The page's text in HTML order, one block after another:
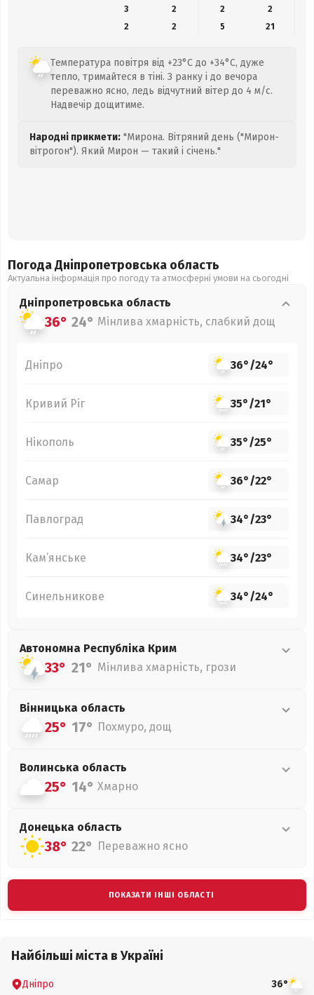
3
2 2
2
2
2 5 21
Температура повітря від +23°C до +34°C, дуже
тепло, тримайтеся в тіні. З ранку і до вечора
переважно ясно, ледь відчутний вітер до 4 м/с.
Надвечір дощитиме.
Народні прикмети: "Мирона. Вітряний день ("Мирон-
вітрогон"). Який Мирон — такий і січень."
Погода Дніпропетровська область
Актуальна інформація про погоду та атмосферні умови на сьогодні
Дніпропетровська область
36° 24° Мінлива хмарність, слабкий дощ
Дніпро 36°/24°
Кривий Ріг 35°/21°
Нікополь 35°/25°
Самар 36°/22°
Павлоград 34°/23°
Кам’янське 34°/23°
Синельникове 34°/24°
Автономна Республіка Крим
33° 21° Мінлива хмарність, грози
Вінницька область
25° 17° Похмуро, дощ
Волинська область
25° 14° Хмарно
Донецька область
38° 22° Переважно ясно
ПОКАЗАТИ ІНШІ ОБЛАСТІ
Найбільші міста в Україні
Дніпро 36°